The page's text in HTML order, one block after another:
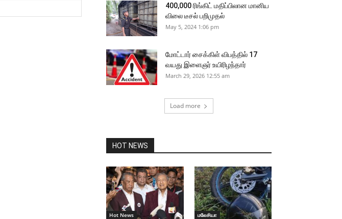
400,000 ரிங்கிட் மதிப்பிலான மானிய
விலை டீசல் பறிமுதல்
May 5, 2024 1:06 pm
மோட்டார் சைக்கிள் விபத்தில் 17
வயது இளைஞர் உயிரிழந்தார்
March 29, 2026 12:55 am
Load more
HOT NEWS
Hot News மலேசியா